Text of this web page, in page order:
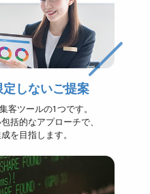
しないご提案
客ツールの1つです。
括的なアプローチで、
を目指します。